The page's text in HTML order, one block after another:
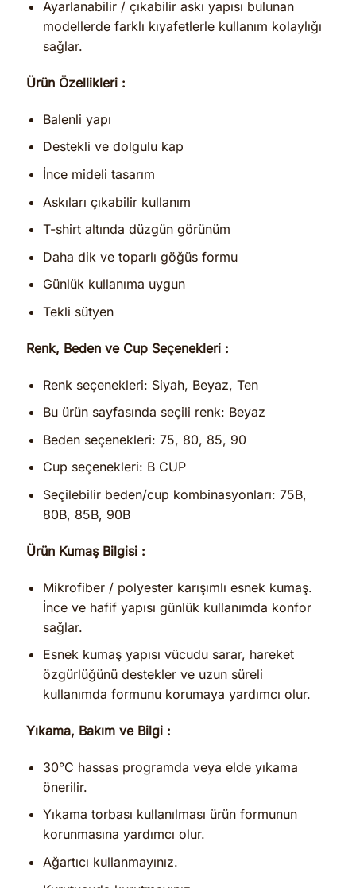
Ayarlanabilir / çıkabilir askı yapısı bulunan
modellerde farklı kıyafetlerle kullanım kolaylığı
sağlar.
Ürün Özellikleri :
Balenli yapı
Destekli ve dolgulu kap
İnce mideli tasarım
Askıları çıkabilir kullanım
T-shirt altında düzgün görünüm
Daha dik ve toparlı göğüs formu
Günlük kullanıma uygun
Tekli sütyen
Renk, Beden ve Cup Seçenekleri :
Renk seçenekleri: Siyah, Beyaz, Ten
Bu ürün sayfasında seçili renk: Beyaz
Beden seçenekleri: 75, 80, 85, 90
Cup seçenekleri: B CUP
Seçilebilir beden/cup kombinasyonları: 75B,
80B, 85B, 90B
Ürün Kumaş Bilgisi :
Mikrofiber / polyester karışımlı esnek kumaş.
İnce ve hafif yapısı günlük kullanımda konfor
sağlar.
Esnek kumaş yapısı vücudu sarar, hareket
özgürlüğünü destekler ve uzun süreli
kullanımda formunu korumaya yardımcı olur.
Yıkama, Bakım ve Bilgi :
30°C hassas programda veya elde yıkama
önerilir.
Yıkama torbası kullanılması ürün formunun
korunmasına yardımcı olur.
Ağartıcı kullanmayınız.